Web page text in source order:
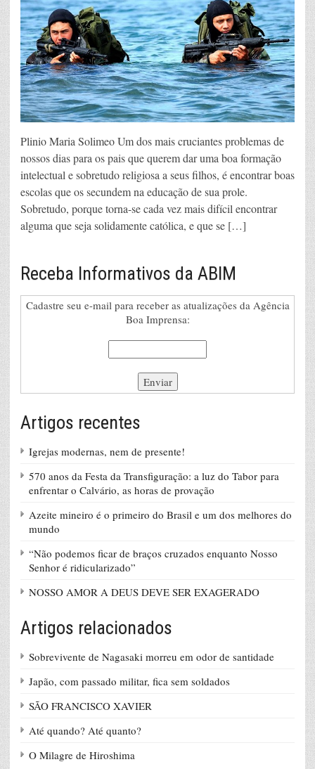
Plinio Maria Solimeo Um dos mais cruciantes problemas de
nossos dias para os pais que querem dar uma boa formação
intelectual e sobretudo religiosa a seus filhos, é encontrar boas
escolas que os secundem na educação de sua prole.
Sobretudo, porque torna-se cada vez mais difícil encontrar
alguma que seja solidamente católica, e que se […]
Receba Informativos da ABIM
Cadastre seu e-mail para receber as atualizações da Agência
Boa Imprensa:
Artigos recentes
Igrejas modernas, nem de presente!
570 anos da Festa da Transfiguração: a luz do Tabor para
enfrentar o Calvário, as horas de provação
Azeite mineiro é o primeiro do Brasil e um dos melhores do
mundo
“Não podemos ficar de braços cruzados enquanto Nosso
Senhor é ridicularizado”
NOSSO AMOR A DEUS DEVE SER EXAGERADO
Artigos relacionados
Sobrevivente de Nagasaki morreu em odor de santidade
Japão, com passado militar, fica sem soldados
SÃO FRANCISCO XAVIER
Até quando? Até quanto?
O Milagre de Hiroshima